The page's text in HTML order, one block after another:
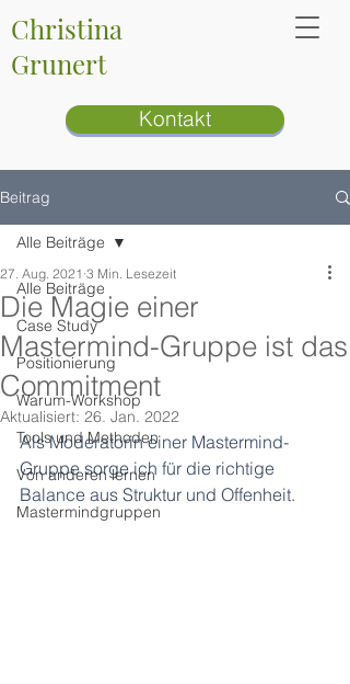
Christina
Grunert
Kontakt
Beitrag
Alle Beiträge
Case Study
Positionierung
Warum-Workshop
Tools und Methoden
Von anderen lernen
Mastermindgruppen
Alle Beiträge
Die Magie einer
Mastermind-Gruppe ist das
Commitment
27. Aug. 2021 3 Min. Lesezeit
Aktualisiert: 26. Jan. 2022
Als Moderatorin einer Mastermind-
Gruppe sorge ich für die richtige
Balance aus Struktur und Offenheit.